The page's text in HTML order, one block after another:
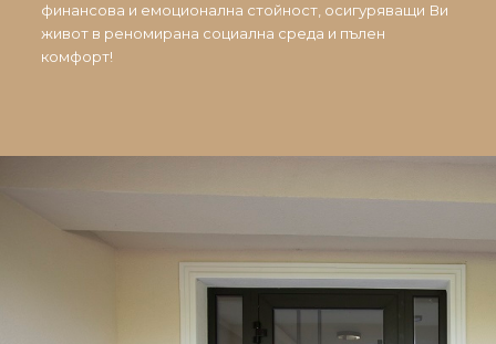
финансова и емоционална стойност, осигуряващи Ви
живот в реномирана социална среда и пълен
комфорт!